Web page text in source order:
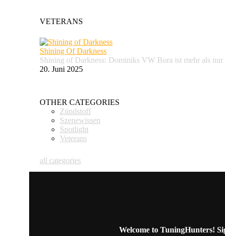
VETERANS
Shining Of Darkness
Shining of Darkness: Dominiks VW Bora ist mehr als
20. Juni 2025
OTHER CATEGORIES
Zündstoff
Szenewissen
Spotlight
Veterans
all categories
Welcome to TuningHunters!